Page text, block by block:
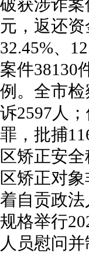
破获涉诈案
元，返还
32.45%、
案件38130
例。全市
诉2597人
罪，批捕
区矫正安
区矫正对
着自贡政法
规格举行
人员慰问